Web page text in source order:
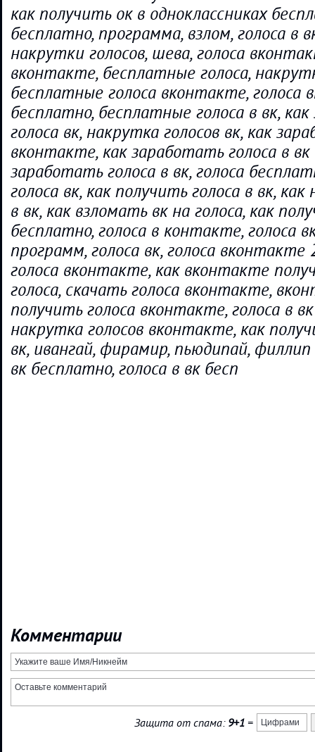
как получить ок в одноклассниках
бесплатно, программа, взлом, голоса в
накрутки голосов, шева, голоса
вконтакте, бесплатные голоса,
бесплатные голоса вконтакте, голоса
бесплатно, бесплатные голоса в вк,
голоса вк, накрутка голосов вк, как
вконтакте, как заработать голоса в вк
заработать голоса в вк, голоса
голоса вк, как получить голоса в вк,
в вк, как взломать вк на голоса, как
бесплатно, голоса в контакте, голоса
программ, голоса вк, голоса вконтакте
голоса вконтакте, как вконтакте
голоса, скачать голоса вконтакте,
получить голоса вконтакте, голоса в
накрутка голосов вконтакте, как
вк, ивангай, фирамир, пьюдипай, филлип
вк бесплатно, голоса в вк бесп
Комментарии
Защита от спама: 9+1 =